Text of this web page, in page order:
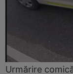
Urmărire